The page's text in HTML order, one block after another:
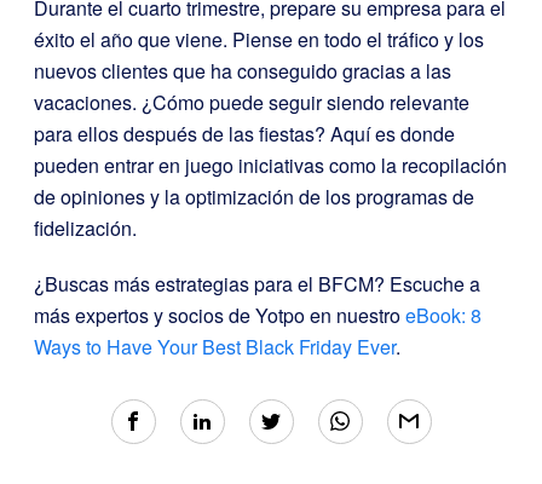
Durante el cuarto trimestre, prepare su empresa para el
éxito el año que viene. Piense en todo el tráfico y los
nuevos clientes que ha conseguido gracias a las
vacaciones. ¿Cómo puede seguir siendo relevante
para ellos después de las fiestas? Aquí es donde
pueden entrar en juego iniciativas como la recopilación
de opiniones y la optimización de los programas de
fidelización.
¿Buscas más estrategias para el BFCM? Escuche a
más expertos y socios de Yotpo en nuestroeBook: 8
Ways to Have Your Best Black Friday Ever.